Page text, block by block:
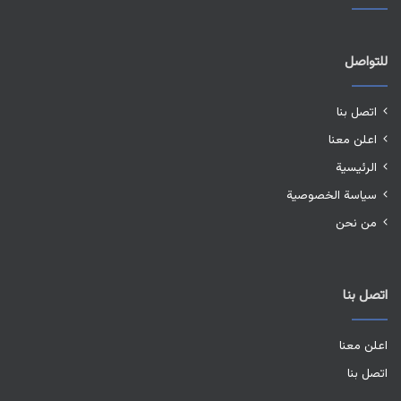
للتواصل
اتصل بنا
اعلن معنا
الرئيسية
سياسة الخصوصية
من نحن
اتصل بنا
اعلن معنا
اتصل بنا